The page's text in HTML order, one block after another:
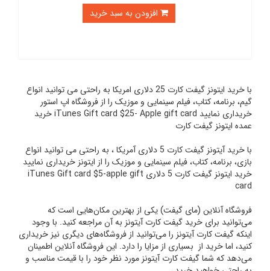
افزودن به سبد خرید
با خرید ایتونز گیفت کارت 25 دلاری امریکا به راحتی می توانید انواع
گیم، برنامه، کتاب، فیلم سینمایی و موزیک را از فروشگاه اپ استور
خریداری نمایید iTunes Gift card $25- Apple gift card خرید
عمده ایتونز گیفت کارت
با خرید آیتونز گیفت کارت 5 دلاری آمریکا ، به راحتی می توانید انواع
بازی، برنامه، کتاب، فیلم سینمایی و موزیک را از ایتونز خریداری نمایید
خرید ایتونز گیفت کارت 5 دلاری iTunes Gift card $5-apple gift
card
فروشگاه آنلاین (مای گیفت) یکی از بهترین مکان‌هایی است که
می‌توانید برای خرید گیفت کارت آیتونز به آن مراجعه کنید. با وجود
اینکه گیفت کارت آیتونز را می‌توانید از فروشگاه‌های دیگری نیز خریداری
کنید، اما خرید از بسیاری از مزایا را دارد. این فروشگاه آنلاین اطمینان
می‌دهد که شما گیفت کارت آیتونز مورد نظر خود را با قیمت مناسب و